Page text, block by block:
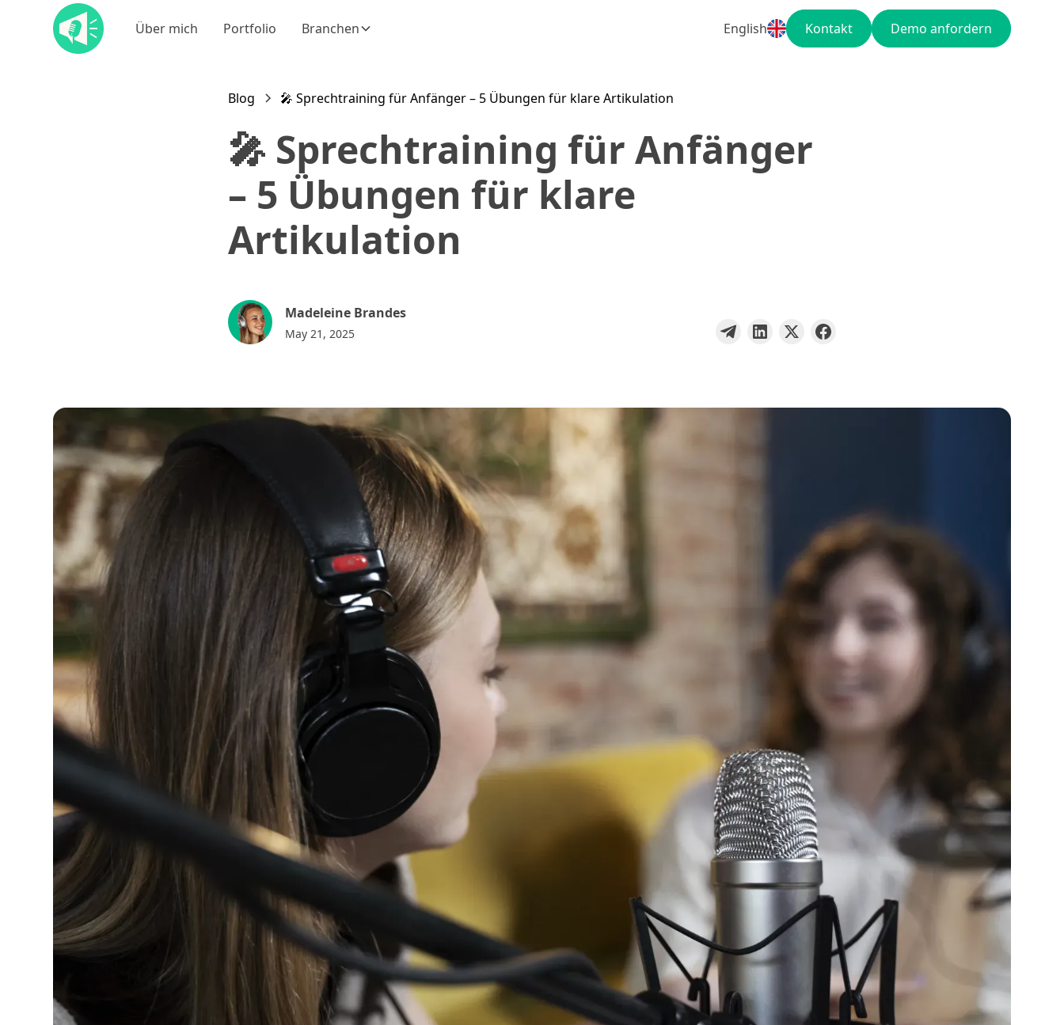
Über mich Portfolio Branchen English Kontakt Demo anfordern
Blog 🎤 Sprechtraining für Anfänger – 5 Übungen für klare Artikulation
🎤 Sprechtraining für Anfänger
– 5 Übungen für klare
Artikulation
Madeleine Brandes
May 21, 2025